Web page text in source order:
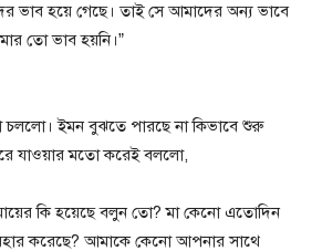
ভাব হয়ে গেছে। তাই সে আমাদের অন্য ভাবে
তো ভাব হয়নি।”
চললো। ইমন বুঝতে পারছে না কিভাবে শুরু
যাওয়ার মতো করেই বললো,
কি হয়েছে বলুন তো? মা কেনো এতোদিন
করেছে? আমাকে কেনো আপনার সাথে